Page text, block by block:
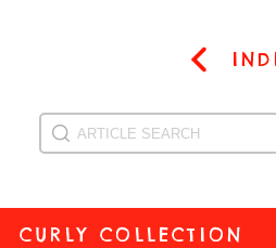
CURLY COLLECTION